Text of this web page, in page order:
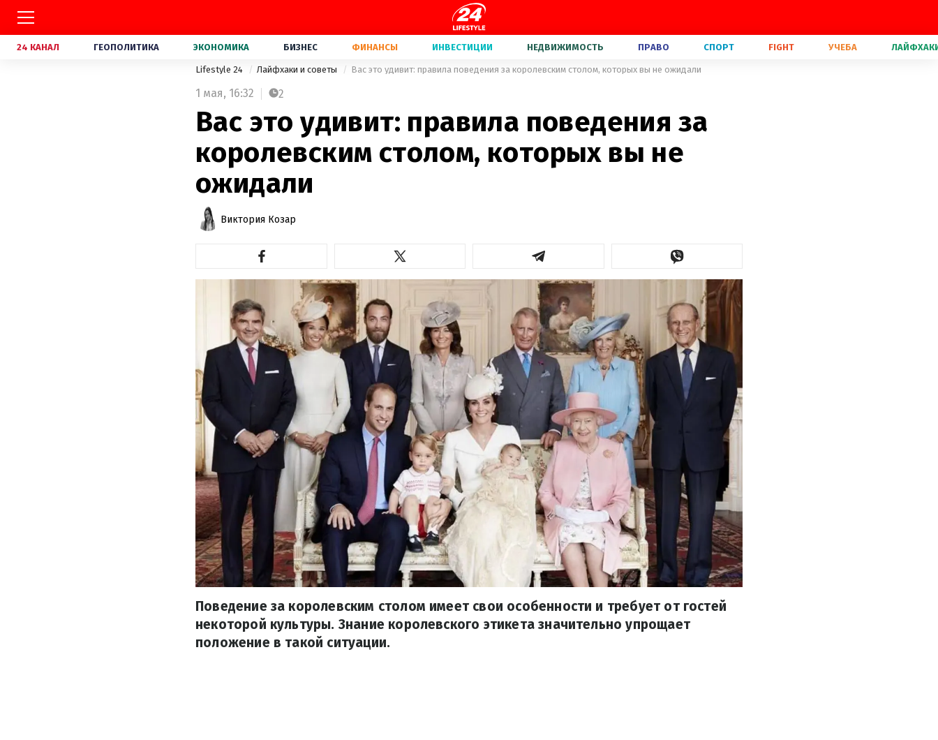
24 КАНАЛ ГЕОПОЛИТИКА ЭКОНОМИКА БИЗНЕС ФИНАНСЫ ИНВЕСТИЦИИ НЕДВИЖИМОСТЬ ПРАВО СПОРТ FIGHT УЧЕБА
Lifestyle 24 Лайфхаки и советы Вас это удивит: правила поведения за королевским столом, которых вы не ожидали
1 мая, 16:32 2
Вас это удивит: правила поведения за
королевским столом, которых вы не
ожидали
Виктория Козар
Поведение за королевским столом имеет свои особенности и требует от гостей
некоторой культуры. Знание королевского этикета значительно упрощает
положение в такой ситуации.